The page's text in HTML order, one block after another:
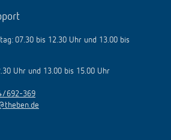
07.30 bis 12.30 Uhr und 13.00 bis
Uhr und 13.00 bis 15.00 Uhr
692-369